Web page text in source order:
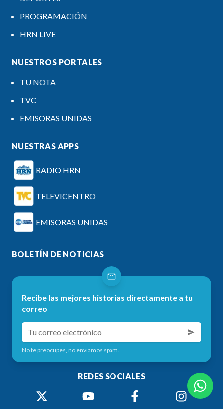
PROGRAMACIÓN
HRN LIVE
NUESTROS PORTALES
TU NOTA
TVC
EMISORAS UNIDAS
NUESTRAS APPS
RADIO HRN
TELEVICENTRO
EMISORAS UNIDAS
BOLETÍN DE NOTICIAS
Recibe las mejores historias directamente a tu
correo
No te preocupes, no enviamos spam.
REDES SOCIALES